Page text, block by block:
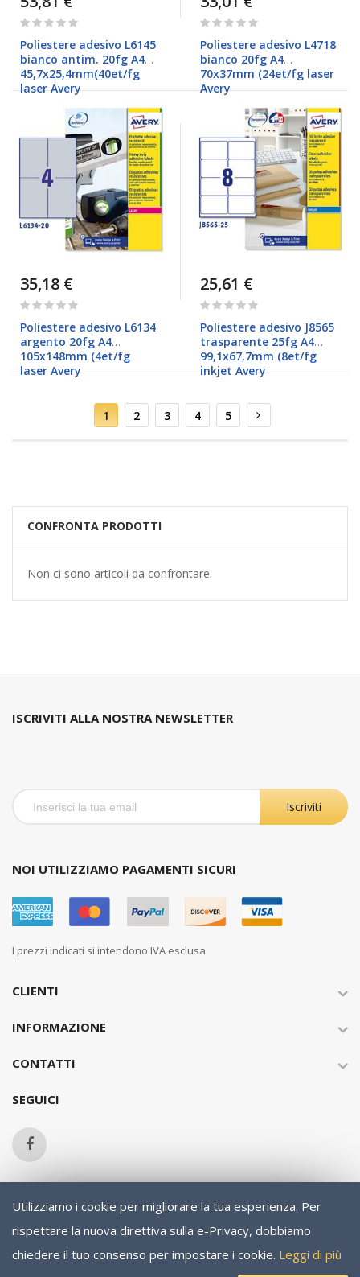
Utilizziamo i cookie per migliorare la tua esperienza. Per
rispettare la nuova direttiva sulla e-Privacy, dobbiamo
chiedere il tuo consenso per impostare i cookie. Leggi di più
Rating:
Poliestere adesivo L6145
bianco antim. 20fg A4
45,7x25,4mm(40et/fg
laser Avery
Rating:
Poliestere adesivo L4718
bianco 20fg A4
70x37mm (24et/fg laser
Avery
35,18 €
Rating:
Poliestere adesivo L6134
argento 20fg A4
105x148mm (4et/fg
laser Avery
25,61 €
Rating:
Poliestere adesivo J8565
trasparente 25fg A4
99,1x67,7mm (8et/fg
inkjet Avery
Pagina
Attualmente
stai
leggendo
1 Pagina
2 Pagina
3 Pagina
4 Pagina
5 Pagina
Successivo
CONFRONTA PRODOTTI
Non ci sono articoli da confrontare.
ISCRIVITI ALLA NOSTRA NEWSLETTER
Iscriviti
NOI UTILIZZIAMO PAGAMENTI SICURI
I prezzi indicati si intendono IVA esclusa
CLIENTI
INFORMAZIONE
CONTATTI
SEGUICI